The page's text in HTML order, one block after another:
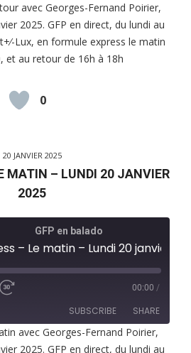
avec Georges-Fernand Poirier,
2025. GFP en direct, du lundi au
Lux, en formule express le matin
et au retour de 16h à 18h
0
20 JANVIER 2025
MATIN – LUNDI 20 JANVIER
2025
GFP en balado
00:00 /
SUBSCRIBE SHARE
avec Georges-Fernand Poirier,
2025. GFP en direct, du lundi au